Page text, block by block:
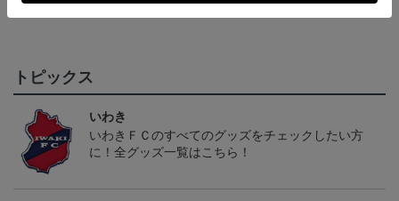
トピックス
いわき
いわきＦＣのすべてのグッズをチェックしたい方
に！全グッズ一覧はこちら！